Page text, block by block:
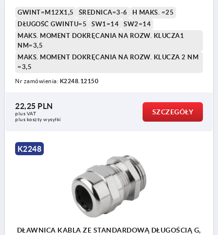
GWINT=M12X1,5 ŚREDNICA=3-6
H MAKS. =25
DŁUGOŚĆ GWINTU=5
SW1=14
SW2=14
MAKS. MOMENT DOKRĘCANIA NA ROZW. KLUCZA1
NM=3,5
MAKS. MOMENT DOKRĘCANIA NA ROZW. KLUCZA 2 NM
=3,5
Nr zamówienia: K2248.12150
22,25 PLN
plus VAT
plus koszty wysyłki
SZCZEGÓŁY
K2248
DŁAWNICA KABLA ZE STANDARDOWĄ DŁUGOŚCIĄ G,